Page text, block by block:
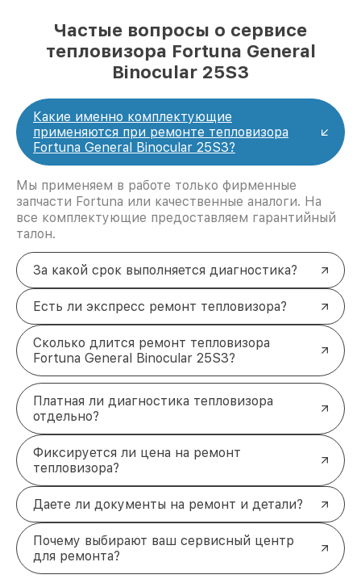
Частые вопросы о сервисе
тепловизора Fortuna General
Binocular 25S3
Какие именно комплектующие
применяются при ремонте тепловизора
Fortuna General Binocular 25S3?
Мы применяем в работе только фирменные
запчасти Fortuna или качественные аналоги. На
все комплектующие предоставляем гарантийный
талон.
За какой срок выполняется диагностика?
Есть ли экспресс ремонт тепловизора?
Сколько длится ремонт тепловизора
Fortuna General Binocular 25S3?
Платная ли диагностика тепловизора
отдельно?
Фиксируется ли цена на ремонт
тепловизора?
Даете ли документы на ремонт и детали?
Почему выбирают ваш сервисный центр
для ремонта?